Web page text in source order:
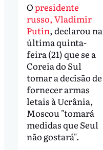
Opresidente
russo, Vladimir
Putin, declarou na
última quinta-
feira (21) que se a
Coreia do Sul
tomar a decisão de
fornecer armas
letais à Ucrânia,
Moscou "tomará
medidas que Seul
não gostará".